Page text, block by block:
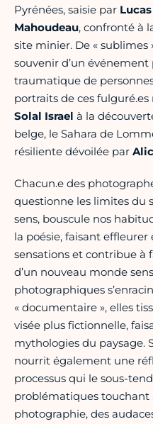
Pyrénées, saisie par
Mahoudeau, confronté à
site minier. De «
souvenir d’un
traumatique de
portraits de ces fulguré.es
Solal Israel à la
belge, le Sahara de
résiliente dévoilée par
Chacun.e des
questionne les limites du
sens, bouscule nos
la poésie, faisant
sensations et contribue à
d’un nouveau monde
photographiques
« documentaire », elles
visée plus fictionnelle,
mythologies du paysage.
nourrit également une
processus qui le sous-
problématiques touchant
photographie, des